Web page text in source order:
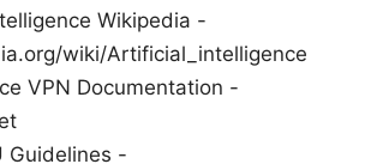
Wikipedia -
wiki/Artificial_intelligence
VPN Documentation -
Guidelines -